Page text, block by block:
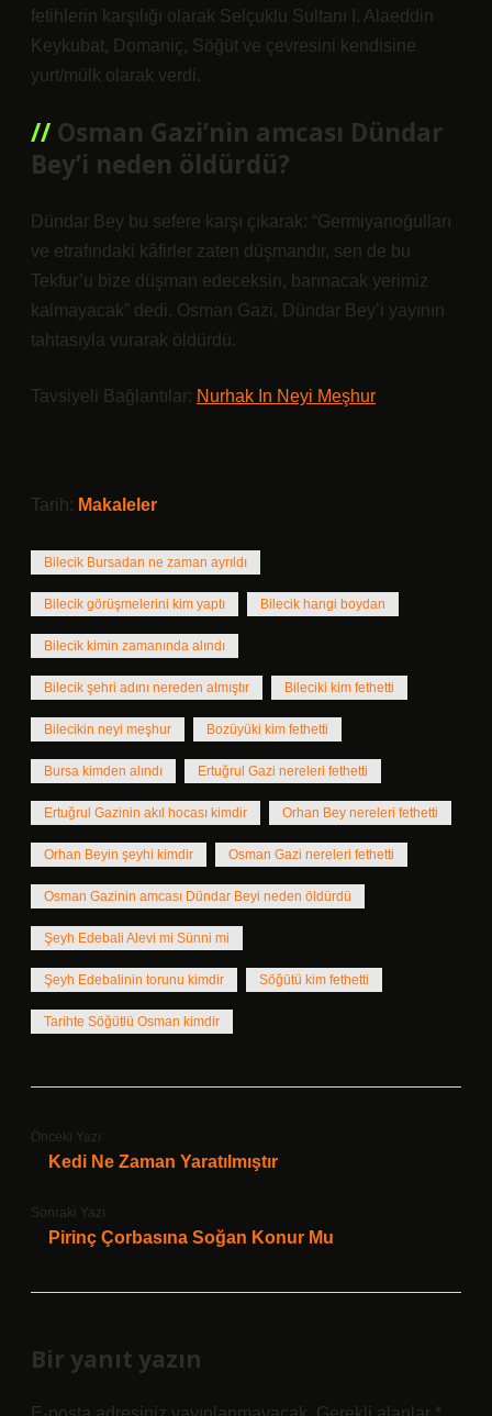
fetihlerin karşılığı olarak Selçuklu Sultanı I. Alaeddin
Keykubat, Domaniç, Söğüt ve çevresini kendisine
yurt/mülk olarak verdi.
Osman Gazi’nin amcası Dündar
Bey’i neden öldürdü?
Dündar Bey bu sefere karşı çıkarak: “Germiyanoğulları
ve etrafındaki kâfirler zaten düşmandır, sen de bu
Tekfur’u bize düşman edeceksin, barınacak yerimiz
kalmayacak” dedi. Osman Gazi, Dündar Bey’i yayının
tahtasıyla vurarak öldürdü.
Tavsiyeli Bağlantılar: Nurhak In Neyi Meşhur
Tarih: Makaleler
Bilecik Bursadan ne zaman ayrıldı
Bilecik görüşmelerini kim yaptı Bilecik hangi boydan
Bilecik kimin zamanında alındı
Bilecik şehri adını nereden almıştır Bileciki kim fethetti
Bilecikin neyi meşhur Bozüyüki kim fethetti
Bursa kimden alındı Ertuğrul Gazi nereleri fethetti
Ertuğrul Gazinin akıl hocası kimdir Orhan Bey nereleri fethetti
Orhan Beyin şeyhi kimdir Osman Gazi nereleri fethetti
Osman Gazinin amcası Dündar Beyi neden öldürdü
Şeyh Edebali Alevi mi Sünni mi
Şeyh Edebalinin torunu kimdir Söğütü kim fethetti
Tarihte Söğütlü Osman kimdir
Önceki Yazı
Kedi Ne Zaman Yaratılmıştır
Sonraki Yazı
Pirinç Çorbasına Soğan Konur Mu
Bir yanıt yazın